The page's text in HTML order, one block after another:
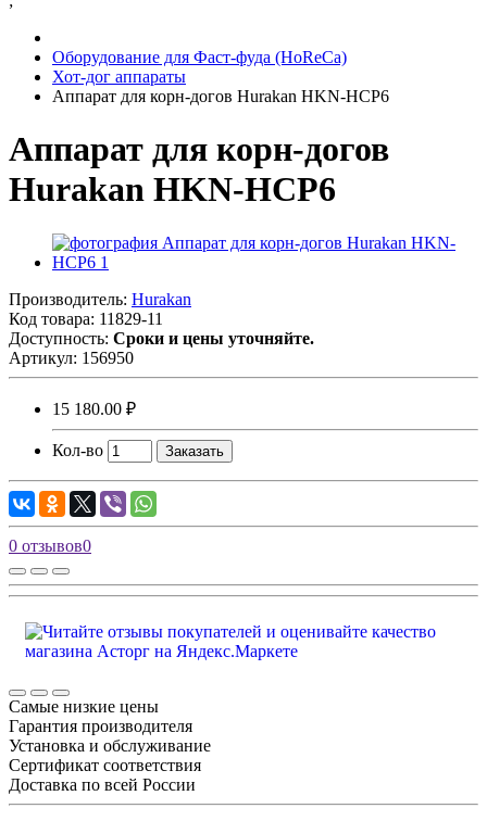
Оборудование для Фаст-фуда (HoReCa)
Хот-дог аппараты
Аппарат для корн-догов Hurakan HKN-HCP6
Аппарат для корн-догов
Hurakan HKN-HCP6
Производитель: Hurakan
Код товара: 11829-11
Доступность: Сроки и цены уточняйте.
Артикул: 156950
15 180.00 ₽
Кол-во Заказать
0 отзывов0
Самые низкие цены
Гарантия производителя
Установка и обслуживание
Сертификат соответствия
Доставка по всей России